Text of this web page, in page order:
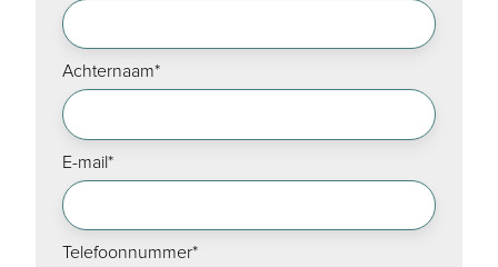
Achternaam*
E-mail*
Telefoonnummer*